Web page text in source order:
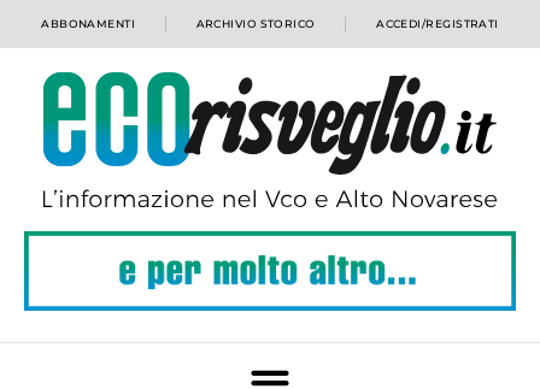
ABBONAMENTI ARCHIVIO STORICO ACCEDI/REGISTRATI